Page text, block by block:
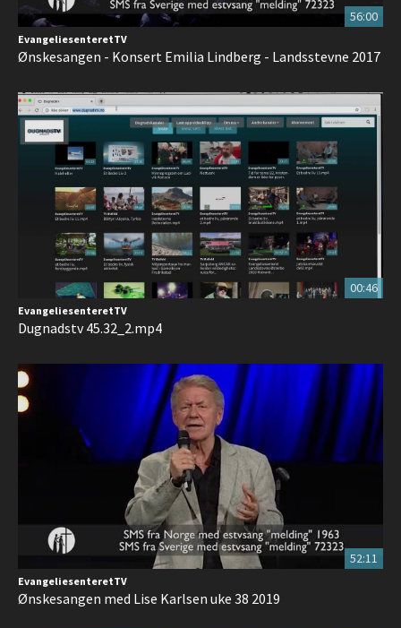
56:00
EvangeliesenteretTV
Ønskesangen - Konsert Emilia Lindberg - Landsstevne 2017
00:46
EvangeliesenteretTV
Dugnadstv 45.32_2.mp4
52:11
EvangeliesenteretTV
Ønskesangen med Lise Karlsen uke 38 2019